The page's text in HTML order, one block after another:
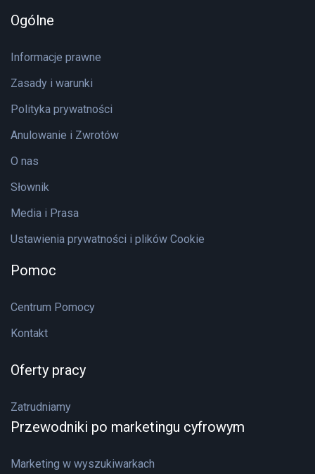
Ogólne
Informacje prawne
Zasady i warunki
Polityka prywatności
Anulowanie i Zwrotów
O nas
Słownik
Media i Prasa
Ustawienia prywatności i plików Cookie
Pomoc
Centrum Pomocy
Kontakt
Oferty pracy
Zatrudniamy
Przewodniki po marketingu cyfrowym
Marketing w wyszukiwarkach